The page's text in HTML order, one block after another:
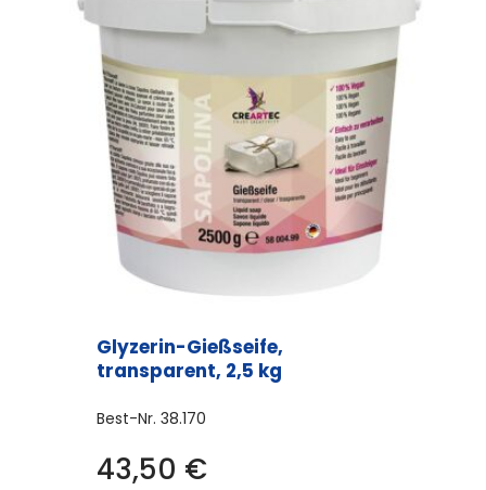
Glyzerin-Gießseife,
transparent, 2,5 kg
Best-Nr. 38.170
43,50 €